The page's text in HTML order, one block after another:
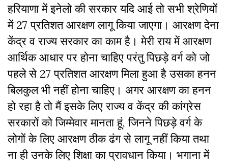
हरियाणा में इनेलो की सरकार यदि आई तो सभी श्रेणियों
में 27 प्रतिशत आरक्षण लागू किया जाएगा। आरक्षण देना
केंद्र व राज्य सरकार का काम है। मेरी राय में आरक्षण
आर्थिक आधार पर होना चाहिए परंतु पिछड़े वर्ग को जो
पहले से 27 प्रतिशत आरक्षण मिला हुआ है उसका हनन
बिलकुल भी नहीं होना चाहिए। अगर आरक्षण का हनन
हो रहा है तो मैं इसके लिए राज्य व केंद्र की कांग्रेस
सरकारों को जिम्मेवार मानता हूं, जिनने पिछड़े वर्ग के
लोगों के लिए आरक्षण ठीक ढंग से लागू नहीं किया तथा
ना ही उनके लिए शिक्षा का प्रावधान किया। भगाना में